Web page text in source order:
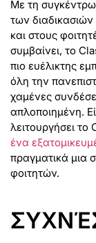
Με τη
των
και στους
συμβαίνει, το
πιο ευέλικτης
όλη την
χαμένες
απλοποιημένη.
λειτουργήσει το
ένα
πραγματικά μια
φοιτητών.